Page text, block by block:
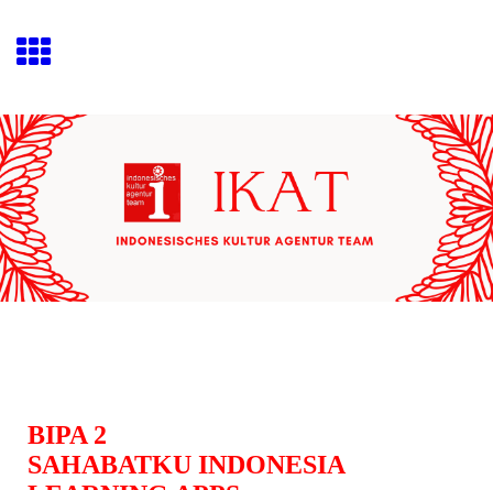
BIPA 2
SAHABATKU INDONESIA